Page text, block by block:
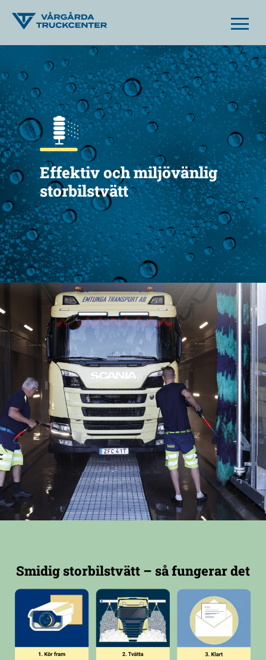
Effektiv och miljövänlig
storbilstvätt
Smidig storbilstvätt – så fungerar det